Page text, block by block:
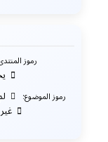
رموز المنتدى:
رموز الموضوع: لم
غير